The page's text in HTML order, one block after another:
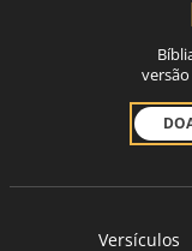
Versículos